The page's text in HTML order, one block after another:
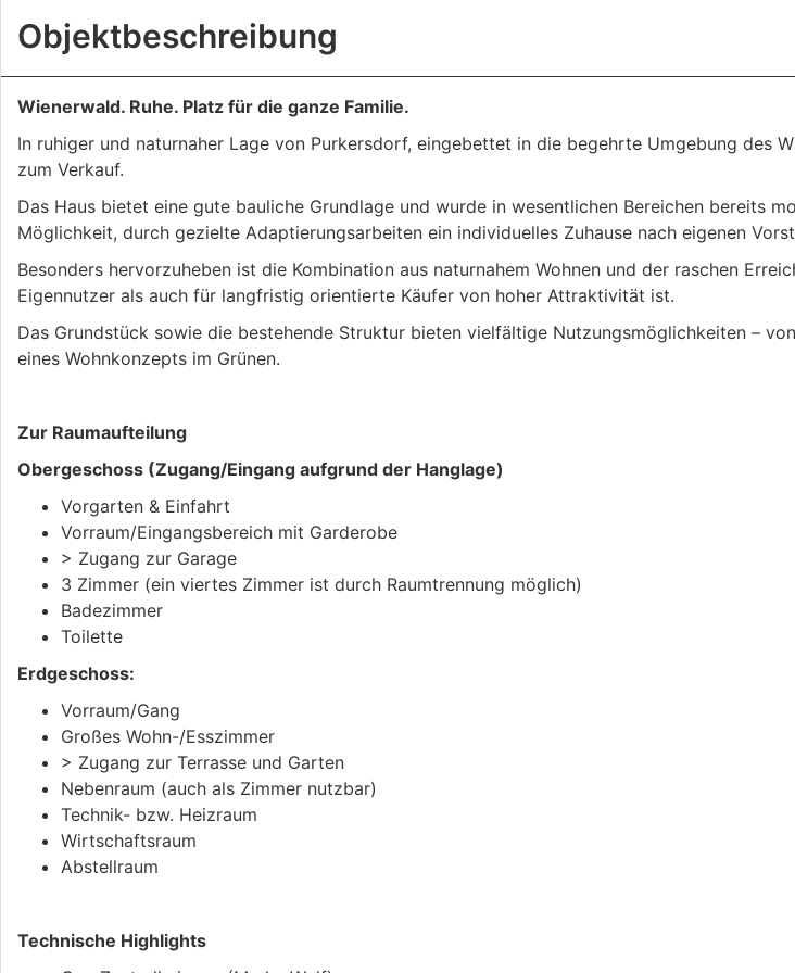
Objekt­beschreibung
Wienerwald. Ruhe. Platz für die ganze Familie.
In ruhiger und naturnaher Lage von Purkersdorf, eingebettet in die begehrte Umgebung des
zum Verkauf.
Das Haus bietet eine gute bauliche Grundlage und wurde in wesentlichen Bereichen bereits
Möglichkeit, durch gezielte Adaptierungsarbeiten ein individuelles Zuhause nach eigenen
Besonders hervorzuheben ist die Kombination aus naturnahem Wohnen und der raschen
Eigennutzer als auch für langfristig orientierte Käufer von hoher Attraktivität ist.
Das Grundstück sowie die bestehende Struktur bieten vielfältige Nutzungsmöglichkeiten –
eines Wohnkonzepts im Grünen.
Zur Raumaufteilung
Obergeschoss (Zugang/Eingang aufgrund der Hanglage)
Vorgarten & Einfahrt
Vorraum/Eingangsbereich mit Garderobe
> Zugang zur Garage
3 Zimmer (ein viertes Zimmer ist durch Raumtrennung möglich)
Badezimmer
Toilette
Erdgeschoss:
Vorraum/Gang
Großes Wohn-/Esszimmer
> Zugang zur Terrasse und Garten
Nebenraum (auch als Zimmer nutzbar)
Technik- bzw. Heizraum
Wirtschaftsraum
Abstellraum
Technische Highlights